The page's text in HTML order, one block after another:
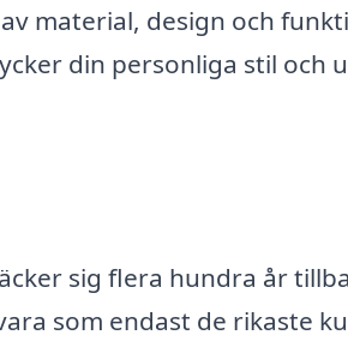
material, design och
din personliga stil och
sig flera hundra år
som endast de rikaste